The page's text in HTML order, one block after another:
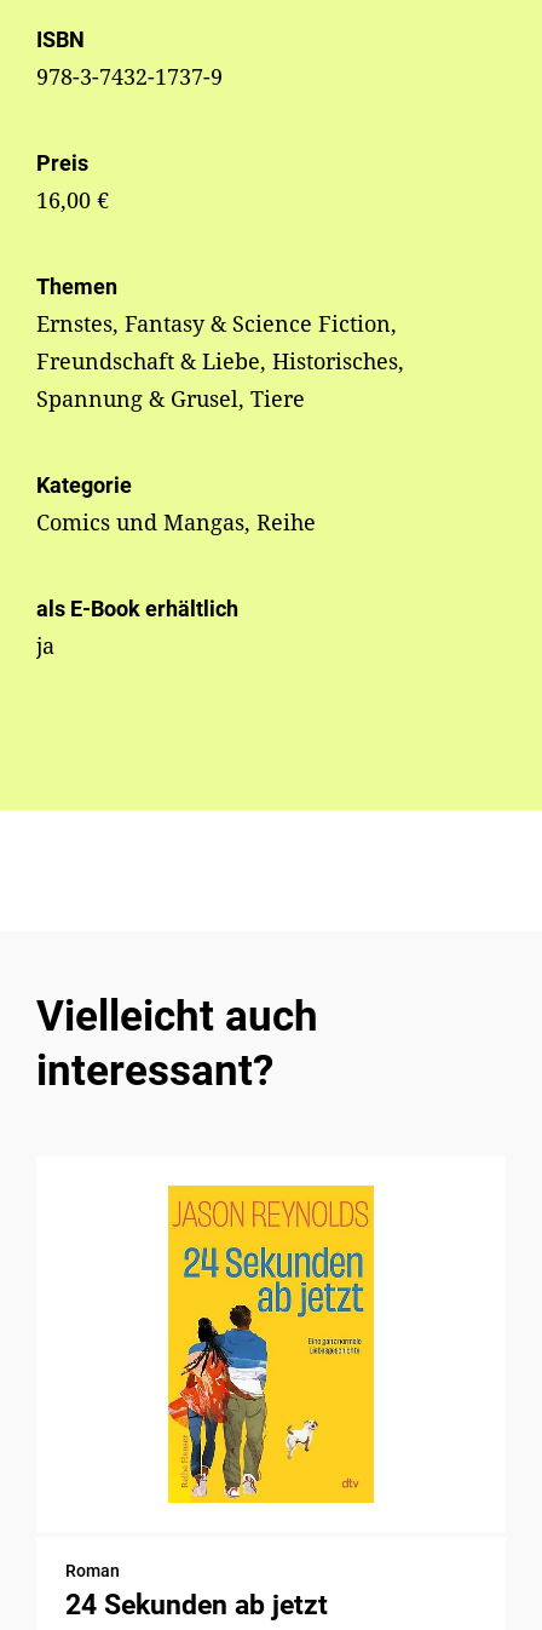
ISBN
978-3-7432-1737-9
Preis
16,00 €
Themen
Ernstes, Fantasy & Science Fiction,
Freundschaft & Liebe, Historisches,
Spannung & Grusel, Tiere
Kategorie
Comics und Mangas, Reihe
als E-Book erhältlich
ja
Vielleicht auch
interessant?
Roman
24 Sekunden ab jetzt